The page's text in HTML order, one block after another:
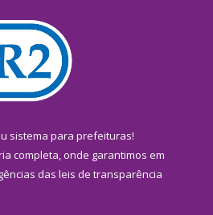
sistema para prefeituras!
completa, onde garantimos em
das leis de transparência